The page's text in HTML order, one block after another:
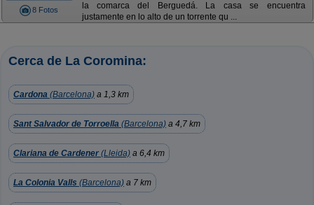
8 Fotos
la comarca del Berguedá. La casa se encuentra
justamente en lo alto de un torrente qu ...
Cerca de La Coromina:
Cardona (Barcelona) a 1,3 km
Sant Salvador de Torroella (Barcelona) a 4,7 km
Clariana de Cardener (Lleida) a 6,4 km
La Colonia Valls (Barcelona) a 7 km